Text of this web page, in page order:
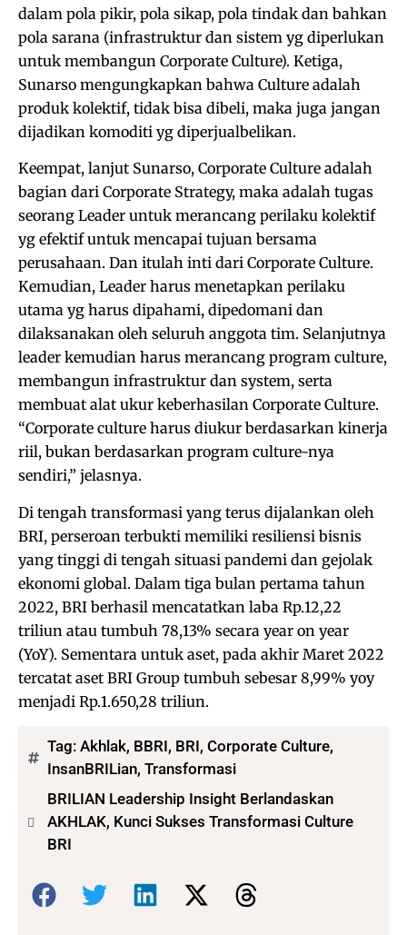
dalam pola pikir, pola sikap, pola tindak dan bahkan
pola sarana (infrastruktur dan sistem yg diperlukan
untuk membangun Corporate Culture). Ketiga,
Sunarso mengungkapkan bahwa Culture adalah
produk kolektif, tidak bisa dibeli, maka juga jangan
dijadikan komoditi yg diperjualbelikan.
Keempat, lanjut Sunarso, Corporate Culture adalah
bagian dari Corporate Strategy, maka adalah tugas
seorang Leader untuk merancang perilaku kolektif
yg efektif untuk mencapai tujuan bersama
perusahaan. Dan itulah inti dari Corporate Culture.
Kemudian, Leader harus menetapkan perilaku
utama yg harus dipahami, dipedomani dan
dilaksanakan oleh seluruh anggota tim. Selanjutnya
leader kemudian harus merancang program culture,
membangun infrastruktur dan system, serta
membuat alat ukur keberhasilan Corporate Culture.
“Corporate culture harus diukur berdasarkan kinerja
riil, bukan berdasarkan program culture-nya
sendiri,” jelasnya.
Di tengah transformasi yang terus dijalankan oleh
BRI, perseroan terbukti memiliki resiliensi bisnis
yang tinggi di tengah situasi pandemi dan gejolak
ekonomi global. Dalam tiga bulan pertama tahun
2022, BRI berhasil mencatatkan laba Rp.12,22
triliun atau tumbuh 78,13% secara year on year
(YoY). Sementara untuk aset, pada akhir Maret 2022
tercatat aset BRI Group tumbuh sebesar 8,99% yoy
menjadi Rp.1.650,28 triliun.
Tag: Akhlak, BBRI, BRI, Corporate Culture,
InsanBRILian, Transformasi
BRILIAN Leadership Insight Berlandaskan
AKHLAK, Kunci Sukses Transformasi Culture
BRI
Bagikan: